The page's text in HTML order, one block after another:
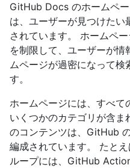
GitHub Docs のホームペ
は、ユーザーが見つけた
されています。 ホームペ
を制限して、ユーザーが
ムページが過密になって検
す。
ホームページには、すべて
いくつかのカテゴリが含
のコンテンツは、GitHub
編成されています。 たと
ループには、GitHub